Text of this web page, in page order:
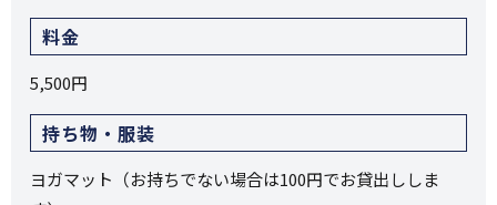
料金
5,500円
持ち物・服装
ヨガマット（お持ちでない場合は100円でお貸出ししま